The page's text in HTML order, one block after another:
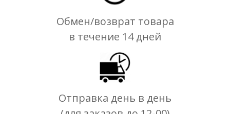
Обмен/возврат товара
в течение 14 дней
Отправка день в день